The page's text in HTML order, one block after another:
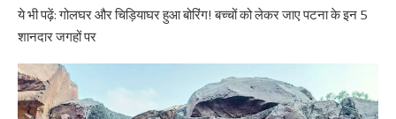
ये भी पढ़ें:गोलघर और चिड़ियाघर हुआ बोरिंग! बच्चों को लेकर जाए पटना के इन 5
शानदार जगहों पर